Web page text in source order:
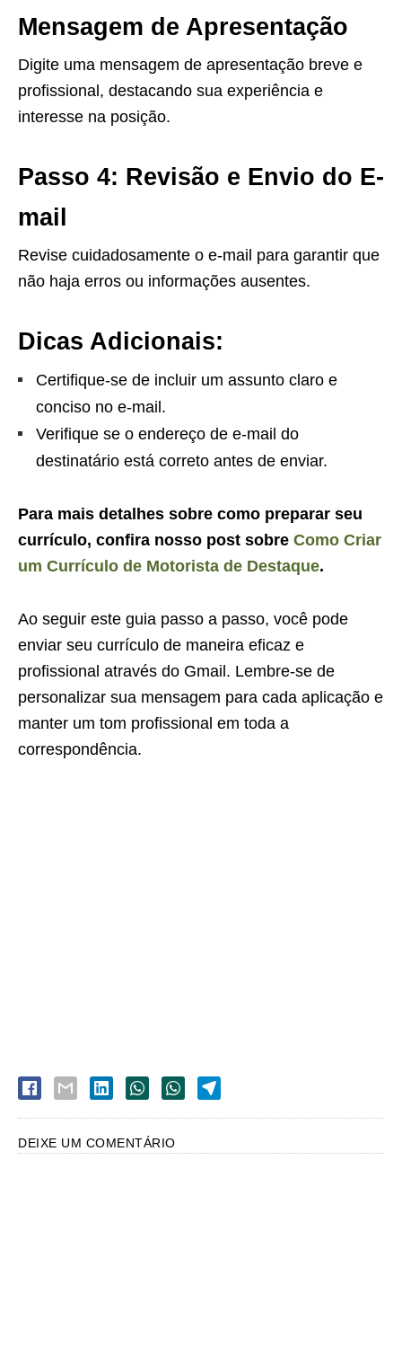
Mensagem de Apresentação
Digite uma mensagem de apresentação breve e
profissional, destacando sua experiência e
interesse na posição.
Passo 4: Revisão e Envio do E-
mail
Revise cuidadosamente o e-mail para garantir que
não haja erros ou informações ausentes.
Dicas Adicionais:
Certifique-se de incluir um assunto claro e
conciso no e-mail.
Verifique se o endereço de e-mail do
destinatário está correto antes de enviar.
Para mais detalhes sobre como preparar seu
currículo, confira nosso post sobre Como Criar
um Currículo de Motorista de Destaque.
Ao seguir este guia passo a passo, você pode
enviar seu currículo de maneira eficaz e
profissional através do Gmail. Lembre-se de
personalizar sua mensagem para cada aplicação e
manter um tom profissional em toda a
correspondência.
DEIXE UM COMENTÁRIO